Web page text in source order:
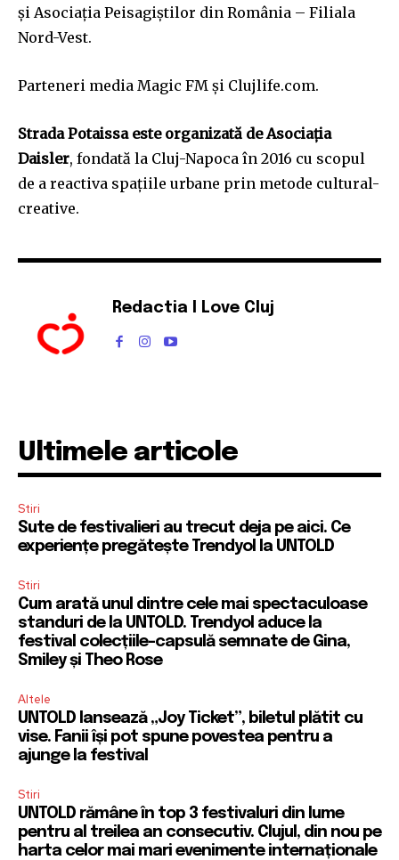
și Asociația Peisagiștilor din România – Filiala
Nord-Vest.
Parteneri media Magic FM și Clujlife.com.
Strada Potaissa este organizată de Asociația
Daisler, fondată la Cluj-Napoca în 2016 cu scopul
de a reactiva spațiile urbane prin metode cultural-
creative.
Redactia I Love Cluj
Ultimele articole
Stiri
Sute de festivalieri au trecut deja pe aici. Ce
experiențe pregătește Trendyol la UNTOLD
Stiri
Cum arată unul dintre cele mai spectaculoase
standuri de la UNTOLD. Trendyol aduce la
festival colecțiile-capsulă semnate de Gina,
Smiley și Theo Rose
Altele
UNTOLD lansează „Joy Ticket”, biletul plătit cu
vise. Fanii își pot spune povestea pentru a
ajunge la festival
Stiri
UNTOLD rămâne în top 3 festivaluri din lume
pentru al treilea an consecutiv. Clujul, din nou pe
harta celor mai mari evenimente internaționale